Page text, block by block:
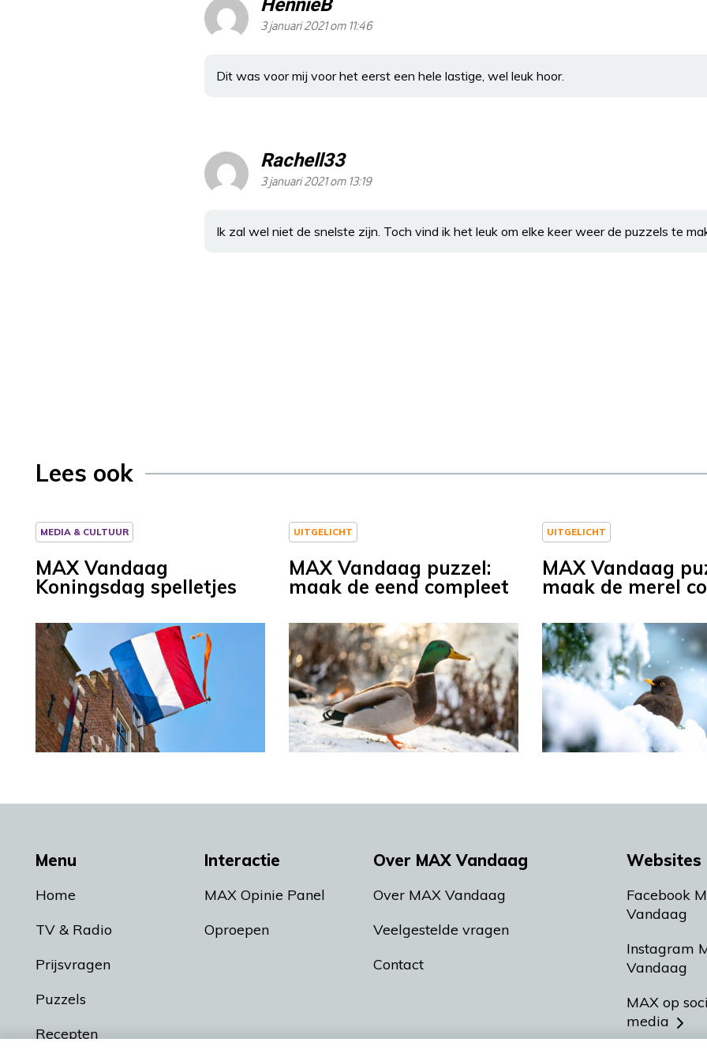
3 januari 2021 om 11:46
Dit was voor mij voor het eerst een hele lastige, wel leuk hoor.
Rachell33
3 januari 2021 om 13:19
Ik zal wel niet de snelste zijn. Toch vind ik het leuk om elke keer weer de puzzels te
Lees ook
MEDIA & CULTUUR
MAX Vandaag
Koningsdag spelletjes
UITGELICHT
MAX Vandaag puzzel:
maak de eend compleet
UITGELICHT
MAX Vandaag
maak de merel
Menu
Home
TV & Radio
Prijsvragen
Puzzels
Recepten
Interactie
MAX Opinie Panel
Oproepen
Over MAX Vandaag
Over MAX Vandaag
Veelgestelde vragen
Contact
Websites
Facebook
Vandaag
Instagram
Vandaag
MAX op
media